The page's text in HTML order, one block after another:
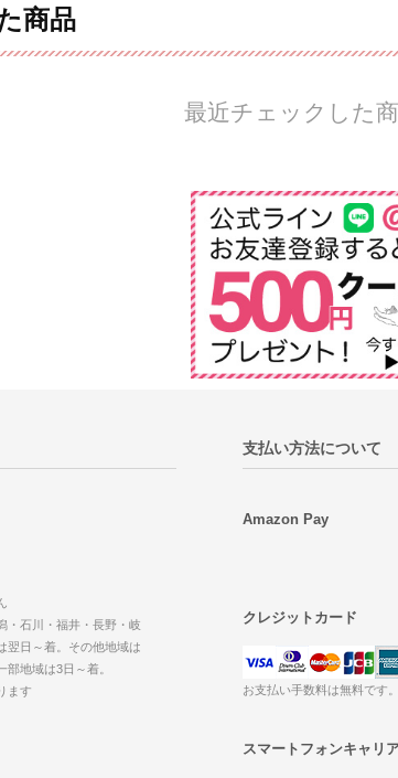
商品
最近チェックした
・石川・福井・長野・岐
翌日～着。その他地域は
地域は3日～着。
ます
支払い方法について
Amazon Pay
クレジットカード
お支払い手数料は無料です。
スマートフォンキャリ